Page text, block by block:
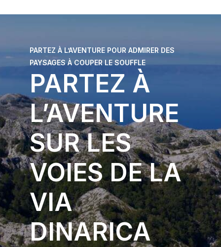
PARTEZ À L’AVENTURE POUR ADMIRER DES
PAYSAGES À COUPER LE SOUFFLE
PARTEZ À
L’AVENTURE
SUR LES
VOIES DE LA
VIA
DINARICA